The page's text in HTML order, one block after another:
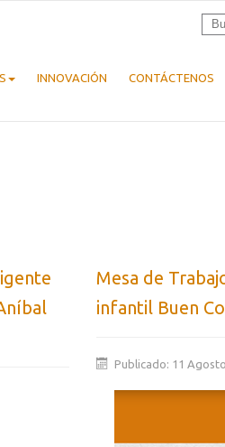
INNOVACIÓN CONTÁCTENOS
Mesa de
infantil Buen
Publicado: 11